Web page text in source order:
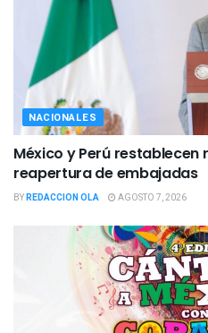
NACIONALES
México y Perú
reapertura de embajadas
BYREDACCION OLA AGOSTO 7, 2026